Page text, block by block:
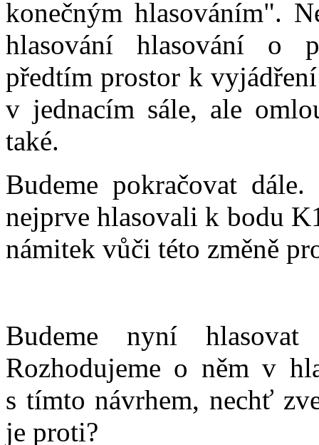
konečným hlasováním".
hlasování hlasování o
předtím prostor k
v jednacím sále, ale
také.
Budeme pokračovat
nejprve hlasovali k bodu
námitek vůči této změně
Budeme nyní
Rozhodujeme o něm v
s tímto návrhem, nechť
je proti?